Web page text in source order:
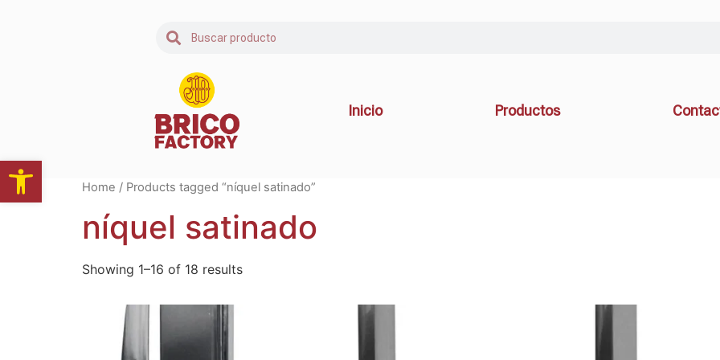
Abrir barra de herramientas
Inicio Productos
Home / Products tagged “níquel satinado”
níquel satinado
Showing 1–16 of 18 results